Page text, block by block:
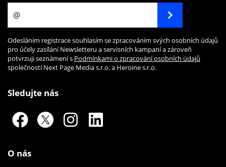
Odesláním registrace souhlasím se zpracováním svých osobních údajů
pro účely zasílání Newsletteru a servisních kampaní a zároveň
potvrzuji seznámení s Podmínkami o zpracování osobních údajů
společností Next Page Media s.r.o. a Heroine s.r.o.
Sledujte nás
O nás